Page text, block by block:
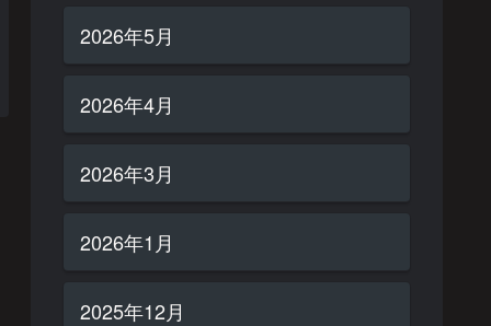
2026年5月
2026年4月
2026年3月
2026年1月
2025年12月